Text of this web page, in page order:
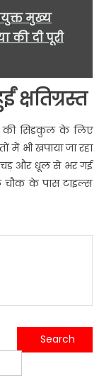
मुख्य
की दी पूरी
की सिडकुल के लिए
में भी खपाया जा रहा
और धूल से भर गई
चौक के पास टाइल्स
नंदा देवी एक्सप्रेस ट्रेन से गायब हुई नवविवाहिता, कानपुर से पति के साथ केदारनाथ दर्शन के लिए थी आई